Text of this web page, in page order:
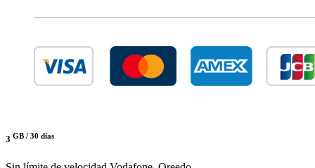
3 GB / 30 días